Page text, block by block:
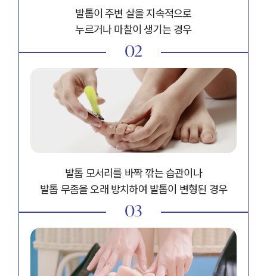
발톱이 주변 살을 지속적으로
누르거나 마찰이 생기는 경우
02
발톱 모서리를 바짝 깎는 습관이나
발톱 무좀을 오래 방치하여 발톱이 변형된 경우
03